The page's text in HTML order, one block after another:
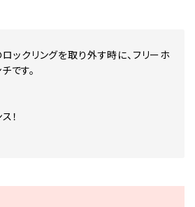
ックリングを取り外す時に、フリーホ
です。
！